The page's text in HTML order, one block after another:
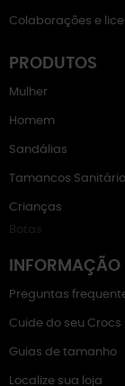
Colaborações e
PRODUTOS
Mulher
Homem
Sandálias
Tamancos
Crianças
Botas
INFORMAÇÃO
Preguntas
Cuide do seu Crocs
Guias de tamanho
Localize sua loja